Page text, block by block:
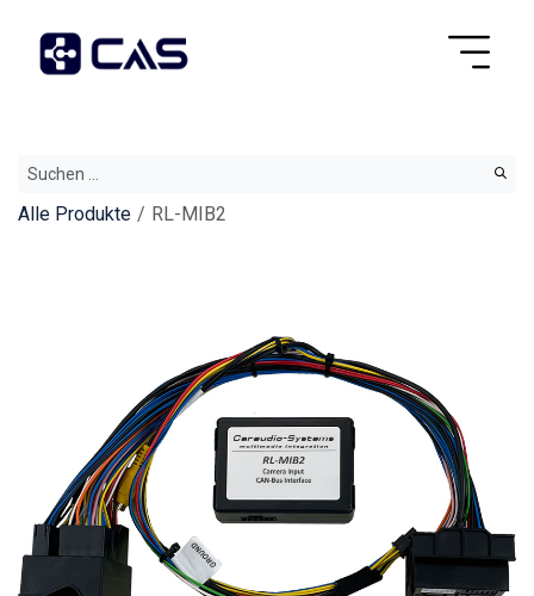
Alle Produkte RL-MIB2